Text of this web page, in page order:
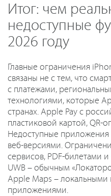
Итог: чем
недоступные
2026 году
Главные ограничения
связаны не с тем, что
с платежами,
технологиями, которые
странах. Apple Pay с
пластиковой картой, QR-
Недоступные
веб-версиями.
сервисов, PDF-билетами
UWB – обычным
Apple Maps – локальными
приложениями.